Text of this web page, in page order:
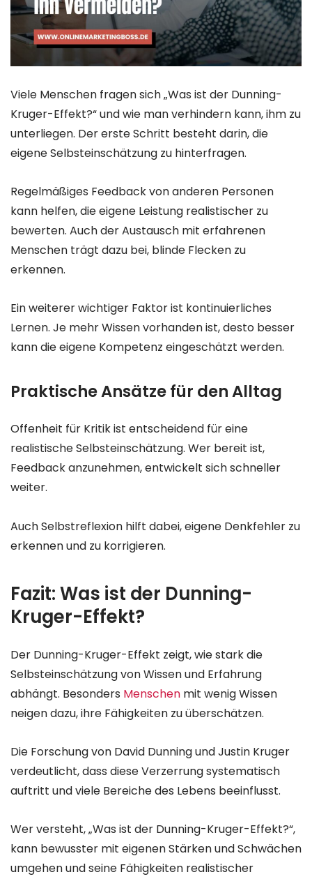
Viele Menschen fragen sich „Was ist der Dunning-
Kruger-Effekt?“ und wie man verhindern kann, ihm zu
unterliegen. Der erste Schritt besteht darin, die
eigene Selbsteinschätzung zu hinterfragen.
Regelmäßiges Feedback von anderen Personen
kann helfen, die eigene Leistung realistischer zu
bewerten. Auch der Austausch mit erfahrenen
Menschen trägt dazu bei, blinde Flecken zu
erkennen.
Ein weiterer wichtiger Faktor ist kontinuierliches
Lernen. Je mehr Wissen vorhanden ist, desto besser
kann die eigene Kompetenz eingeschätzt werden.
Praktische Ansätze für den Alltag
Offenheit für Kritik ist entscheidend für eine
realistische Selbsteinschätzung. Wer bereit ist,
Feedback anzunehmen, entwickelt sich schneller
weiter.
Auch Selbstreflexion hilft dabei, eigene Denkfehler zu
erkennen und zu korrigieren.
Fazit: Was ist der Dunning-
Kruger-Effekt?
Der Dunning-Kruger-Effekt zeigt, wie stark die
Selbsteinschätzung von Wissen und Erfahrung
abhängt. Besonders Menschen mit wenig Wissen
neigen dazu, ihre Fähigkeiten zu überschätzen.
Die Forschung von David Dunning und Justin Kruger
verdeutlicht, dass diese Verzerrung systematisch
auftritt und viele Bereiche des Lebens beeinflusst.
Wer versteht, „Was ist der Dunning-Kruger-Effekt?“,
kann bewusster mit eigenen Stärken und Schwächen
umgehen und seine Fähigkeiten realistischer